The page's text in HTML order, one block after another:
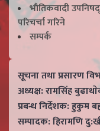
भाैतिकवादी
परिचर्चा गरिने
सम्पर्क
सूचना तथा प्रसारण
अध्यक्ष: रामसिंह
प्रबन्ध निर्देशक: हुकुम
सम्पादक: हिरामणि